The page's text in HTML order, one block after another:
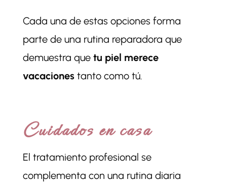
Cada una de estas opciones forma
parte de una rutina reparadora que
demuestra que tu piel merece
vacacionestanto como tú.
Cuidados en casa
El tratamiento profesional se
complementa con una rutina diaria